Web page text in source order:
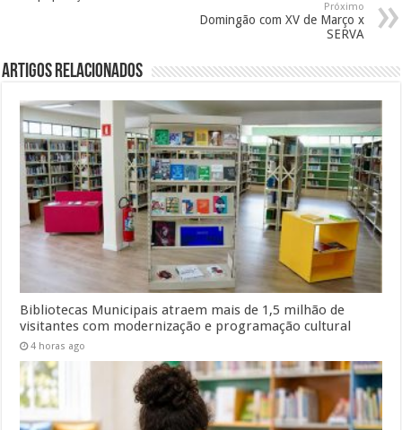
Próximo
Domingão com XV de Março x
SERVA
Artigos Relacionados
Bibliotecas Municipais atraem mais de 1,5 milhão de
visitantes com modernização e programação cultural
4 horas ago